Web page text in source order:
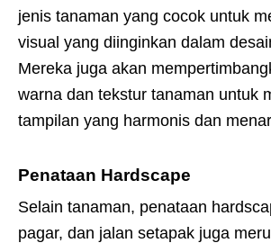
jenis tanaman yang cocok untuk
visual yang diinginkan dalam
Mereka juga akan
warna dan tekstur tanaman untuk
tampilan yang harmonis dan
Penataan Hardscape
Selain tanaman, penataan
pagar, dan jalan setapak juga